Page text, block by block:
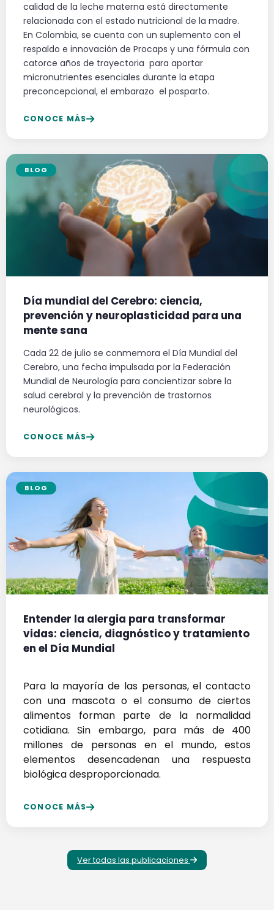
calidad de la leche materna está directamente
relacionada con el estado nutricional de la madre.
En Colombia, se cuenta con un suplemento con el
respaldo e innovación de Procaps y una fórmula con
catorce años de trayectoria para aportar
micronutrientes esenciales durante la etapa
preconcepcional, el embarazo el posparto.
CONOCE MÁS
BLOG
Día mundial del Cerebro: ciencia,
prevención y neuroplasticidad para una
mente sana
Cada 22 de julio se conmemora el Día Mundial del
Cerebro, una fecha impulsada por la Federación
Mundial de Neurología para concientizar sobre la
salud cerebral y la prevención de trastornos
neurológicos.
CONOCE MÁS
BLOG
Entender la alergia para transformar
vidas: ciencia, diagnóstico y tratamiento
en el Día Mundial
Para la mayoría de las personas, el contacto
con una mascota o el consumo de ciertos
alimentos forman parte de la normalidad
cotidiana. Sin embargo, para más de 400
millones de personas en el mundo, estos
elementos desencadenan una respuesta
biológica desproporcionada.
CONOCE MÁS
Ver todas las publicaciones